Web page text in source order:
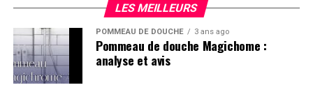
LES MEILLEURS
POMMEAU DE DOUCHE 3 ans ago
Pommeau de douche Magichome :
analyse et avis